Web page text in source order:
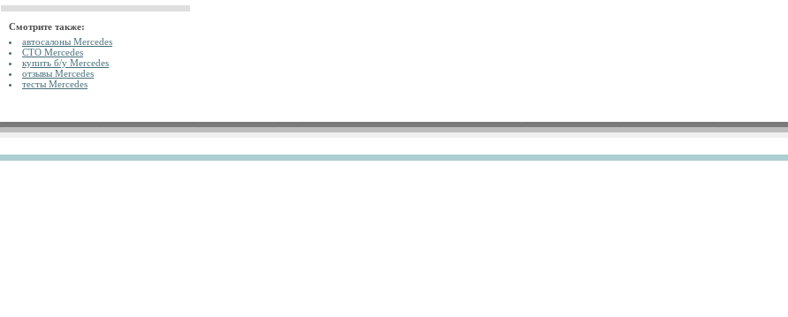
Смотрите также:
автосалоны Mercedes
СТО Mercedes
купить б/у Mercedes
отзывы Mercedes
тесты Mercedes